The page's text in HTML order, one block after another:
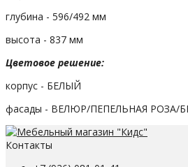
глубина - 596/492 мм
высота - 837 мм
Цветовое решение:
корпус - БЕЛЫЙ
фасады - ВЕЛЮР/ПЕПЕЛЬНАЯ РОЗА/
Контакты